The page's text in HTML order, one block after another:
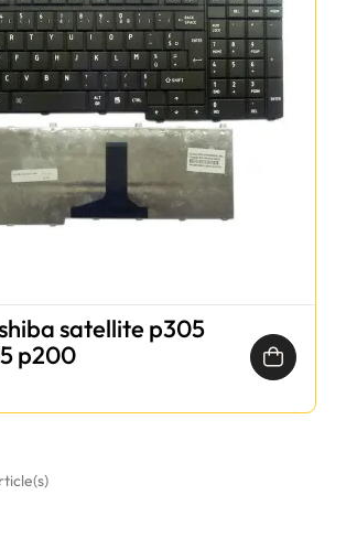
satellite p305
p200